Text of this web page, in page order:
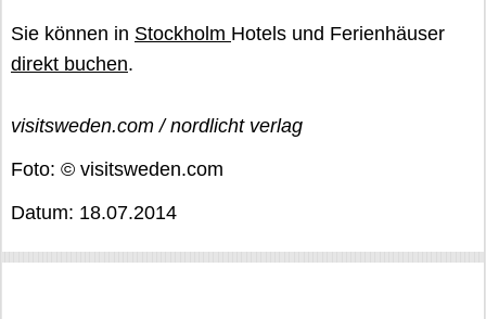
Sie können in Stockholm Hotels und Ferienhäuser
direkt buchen.
visitsweden.com / nordlicht verlag
Foto: © visitsweden.com
Datum: 18.07.2014